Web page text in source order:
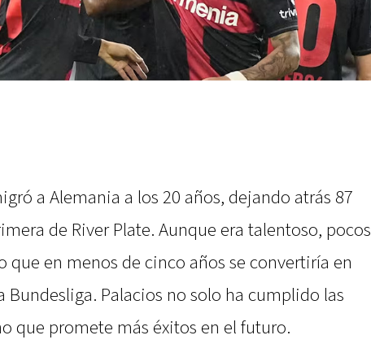
a Alemania a los 20 años, dejando atrás 87
de River Plate. Aunque era talentoso, pocos
que en menos de cinco años se convertiría en
Bundesliga. Palacios no solo ha cumplido las
que promete más éxitos en el futuro.